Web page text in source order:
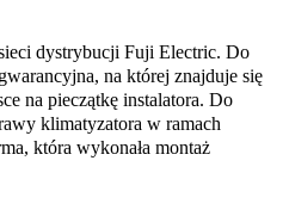
dystrybucji Fuji Electric. Do
na której znajduje się
na pieczątkę instalatora. Do
klimatyzatora w ramach
która wykonała montaż